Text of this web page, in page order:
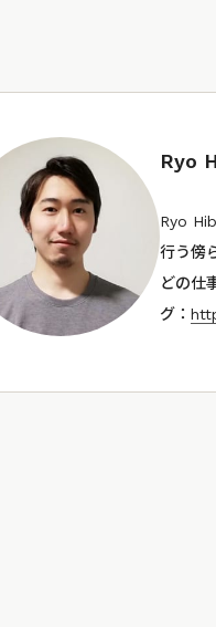
Ryo
Ryo
行う傍
どの仕
グ：